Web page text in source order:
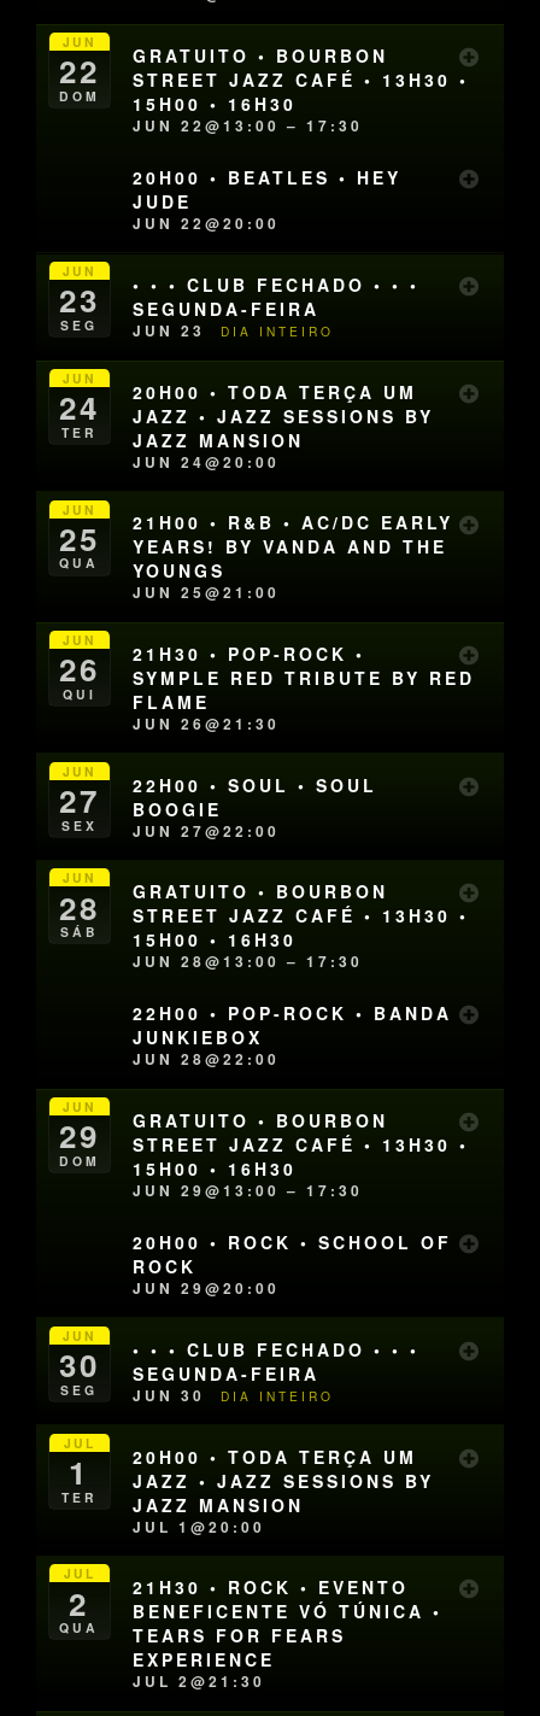
JUN
22
DOM
GRATUITO • BOURBON
STREET JAZZ CAFÉ • 13H30 •
15H00 • 16H30
JUN 22@13:00 – 17:30
20H00 • BEATLES • HEY
JUDE
JUN 22@20:00
JUN
23
SEG
• • • CLUB FECHADO • • •
SEGUNDA-FEIRA
JUN 23 DIA INTEIRO
JUN
24
TER
20H00 • TODA TERÇA UM
JAZZ • JAZZ SESSIONS BY
JAZZ MANSION
JUN 24@20:00
JUN
25
QUA
21H00 • R&B • AC/DC EARLY
YEARS! BY VANDA AND THE
YOUNGS
JUN 25@21:00
JUN
26
QUI
21H30 • POP-ROCK •
SYMPLE RED TRIBUTE BY RED
FLAME
JUN 26@21:30
JUN
27
SEX
22H00 • SOUL • SOUL
BOOGIE
JUN 27@22:00
JUN
28
SÁB
GRATUITO • BOURBON
STREET JAZZ CAFÉ • 13H30 •
15H00 • 16H30
JUN 28@13:00 – 17:30
22H00 • POP-ROCK • BANDA
JUNKIEBOX
JUN 28@22:00
JUN
29
DOM
GRATUITO • BOURBON
STREET JAZZ CAFÉ • 13H30 •
15H00 • 16H30
JUN 29@13:00 – 17:30
20H00 • ROCK • SCHOOL OF
ROCK
JUN 29@20:00
JUN
30
SEG
• • • CLUB FECHADO • • •
SEGUNDA-FEIRA
JUN 30 DIA INTEIRO
JUL
1
TER
20H00 • TODA TERÇA UM
JAZZ • JAZZ SESSIONS BY
JAZZ MANSION
JUL 1@20:00
JUL
2
QUA
21H30 • ROCK • EVENTO
BENEFICENTE VÓ TÚNICA •
TEARS FOR FEARS
EXPERIENCE
JUL 2@21:30